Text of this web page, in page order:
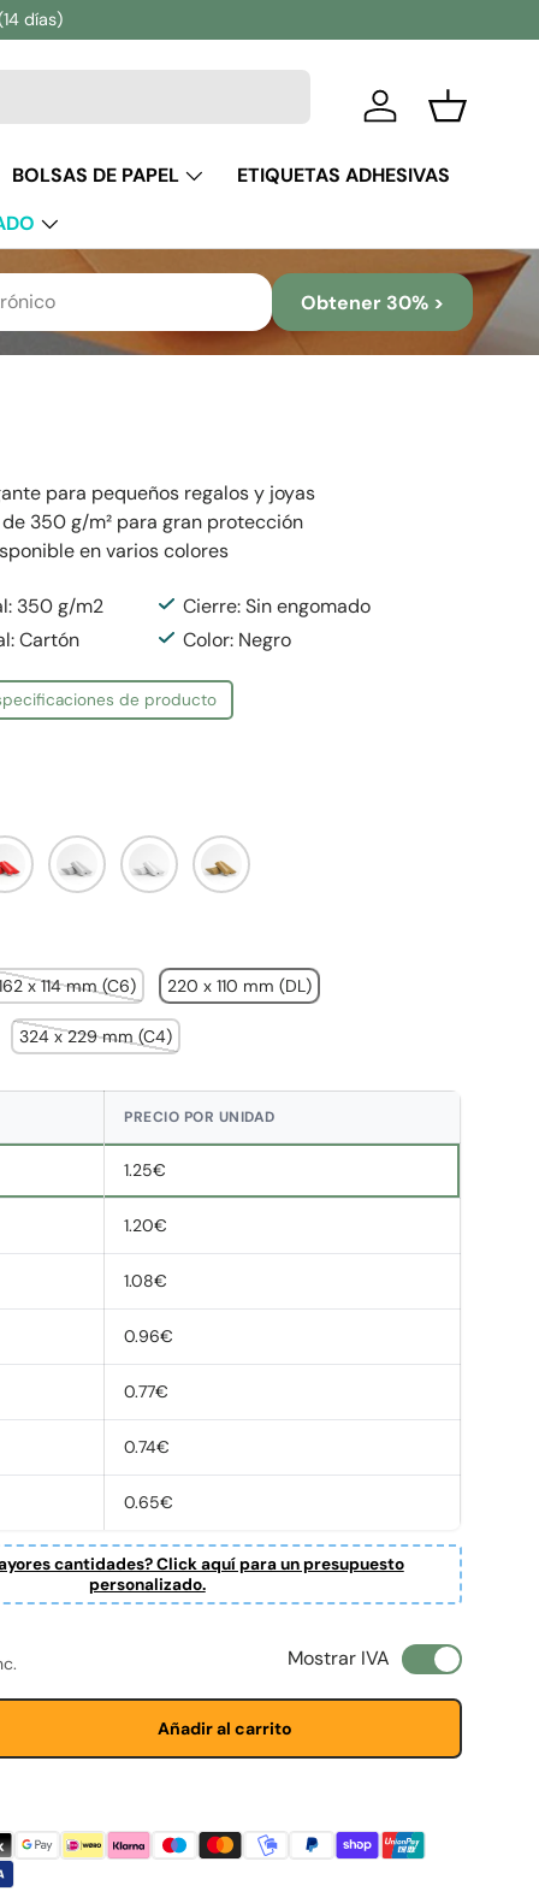
días)
Iniciar sesión
Cesta
BOLSAS DE PAPEL
ETIQUETAS ADHESIVAS
Obtener 30% >
para pequeños regalos y joyas
350 g/m² para gran protección
en varios colores
350 g/m2
Cierre: Sin engomado
Cartón
Color: Negro
de producto
PlateadoBlanco Dorado
x 114 mm (C6) 220 x 110 mm (DL)
324 x 229 mm (C4)
PRECIO POR UNIDAD
1.25€
1.20€
1.08€
0.96€
0.77€
0.74€
0.65€
cantidades? Click aquí para un presupuesto
personalizado.
Mostrar IVA
Añadir al carrito